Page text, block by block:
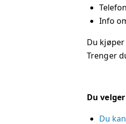
Info
Du
Trenger
Du
Du